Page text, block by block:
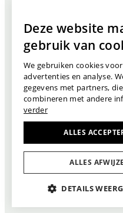
Deze website
gebruik van
We gebruiken cookies
advertenties en analyse.
gegevens met partners,
combineren met andere
verder
ALLES
ALLES
DETAILS